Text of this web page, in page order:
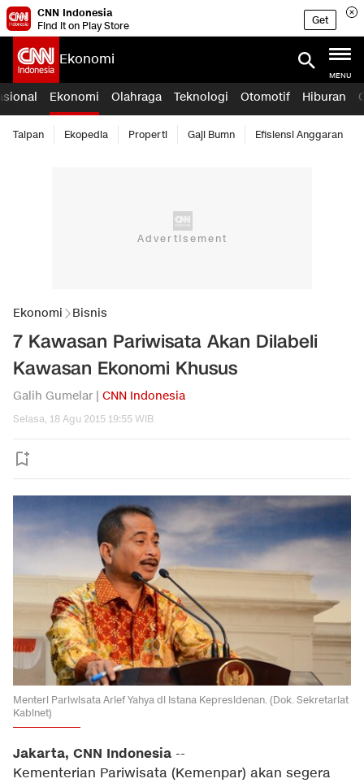
CNN Indonesia
Find it on Play Store
Get
Ekonomi
MENU
Ekonomi Olahraga Teknologi Otomotif Hiburan
Taipan Ekopedia Properti Gaji Bumn Efisiensi Anggaran
Ekonomi Bisnis
7 Kawasan Pariwisata Akan Dilabeli
Kawasan Ekonomi Khusus
Galih Gumelar | CNN Indonesia
Selasa, 18 Agu 2015 19:55 WIB
Menteri Pariwisata Arief Yahya di Istana Kepresidenan. (Dok. Sekretariat
Kabinet)
Jakarta, CNN Indonesia --
Kementerian Pariwisata (Kemenpar) akan segera